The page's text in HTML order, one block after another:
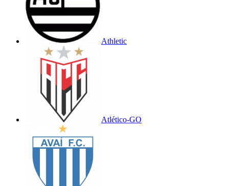
Athletic
Atlético-GO